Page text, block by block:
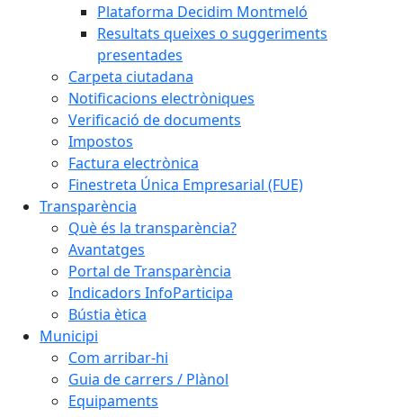
Plataforma Decidim Montmeló
Resultats queixes o suggeriments
presentades
Carpeta ciutadana
Notificacions electròniques
Verificació de documents
Impostos
Factura electrònica
Finestreta Única Empresarial (FUE)
Transparència
Què és la transparència?
Avantatges
Portal de Transparència
Indicadors InfoParticipa
Bústia ètica
Municipi
Com arribar-hi
Guia de carrers / Plànol
Equipaments